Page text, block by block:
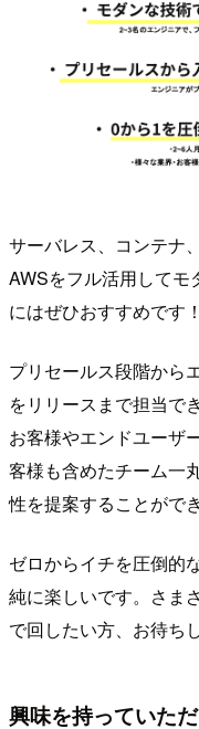
サーバレス、コンテナ
AWSをフル活用してモ
にはぜひおすすめです！
プリセールス段階から
をリリースまで担当で
お客様やエンドユーザ
客様も含めたチーム一
性を提案することがで
ゼロからイチを圧倒的
純に楽しいです。さま
で回したい方、お待ち
興味を持っていた